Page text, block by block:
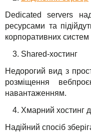
Dedicated servers
ресурсами та
корпоративних
Shared-хостинг
Недорогий вид з
розміщення
навантаженням.
Хмарний хостинг
Надійний спосіб